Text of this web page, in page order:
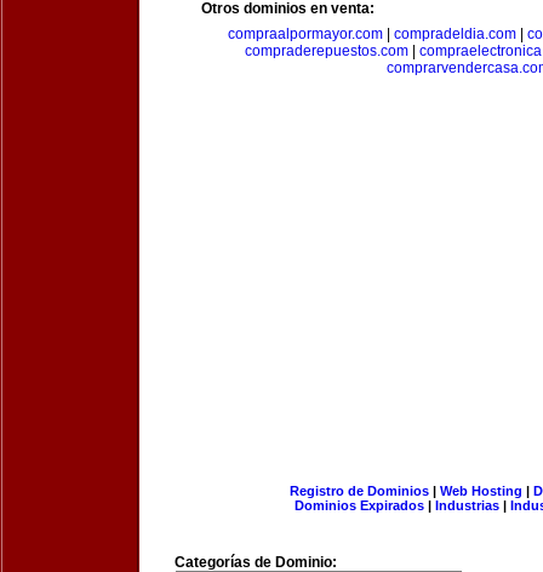
Otros dominios en venta:
compraalpormayor.com| compradeldia.com|
compraderepuestos.com|
Registro de Dominios| Web Hosting |
Dominios Expirados | Industrias |
Categorías de Dominio: